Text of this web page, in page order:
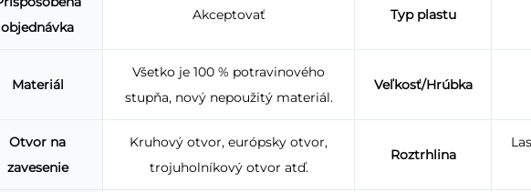
objednávka
Akceptovať Typ plastu
Materiál
Všetko je 100 % potravinového
stupňa, nový nepoužitý materiál.
Veľkosť/Hrúbka
Otvor na
zavesenie
Kruhový otvor, európsky otvor,
trojuholníkový otvor atď.
Roztrhlina